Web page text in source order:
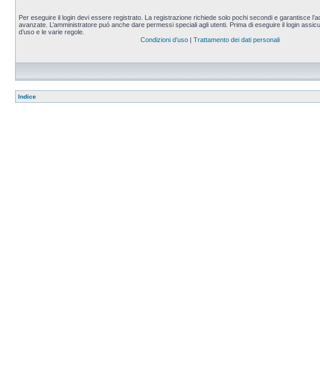
Per eseguire il login devi essere registrato. La registrazione richiede solo pochi secondi e garantisce
avanzate. L’amministratore puó anche dare permessi speciali agli utenti. Prima di eseguire il login
d’uso e le varie regole.
Condizioni d’uso | Trattamento dei dati personali
Indice